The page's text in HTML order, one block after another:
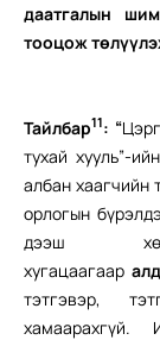
даатгалын
тооцож
Тайлбар11: “
тухай хууль”-
албан хаагчийн
орлогын
дээш
хугацаагаар
тэтгэвэр,